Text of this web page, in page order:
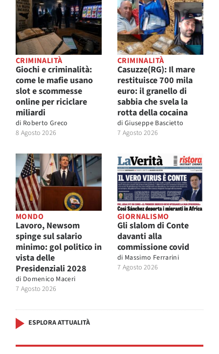
CRIMINALITÀ
Giochi e criminalità:
come le mafie usano
slot e scommesse
online per riciclare
miliardi
di Roberto Greco
8 Agosto 2026
CRIMINALITÀ
Casuzze(RG): Il mare
restituisce 700 mila
euro: il granello di
sabbia che svela la
rotta della cocaina
di Giuseppe Bascietto
7 Agosto 2026
MONDO
Lavoro, Newsom
spinge sul salario
minimo: gol politico in
vista delle
Presidenziali 2028
di Domenico Maceri
7 Agosto 2026
GIORNALISMO
Gli slalom di Conte
davanti alla
commissione covid
di Massimo Ferrarini
7 Agosto 2026
ESPLORA ATTUALITÀ